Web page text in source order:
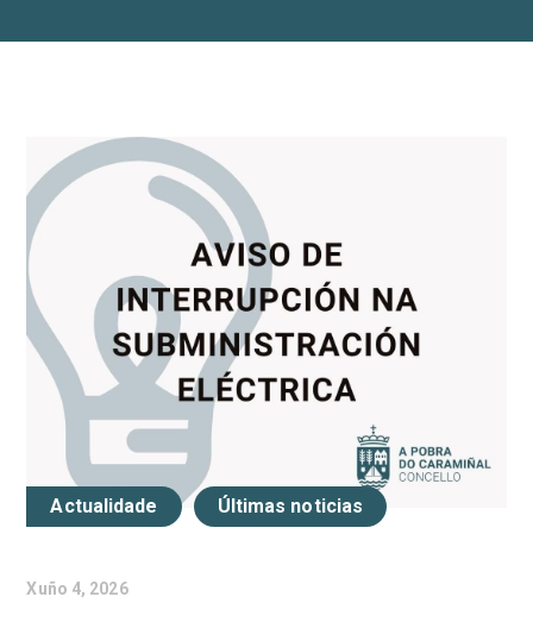
Actualidade Últimas noticias
Xuño 4, 2026